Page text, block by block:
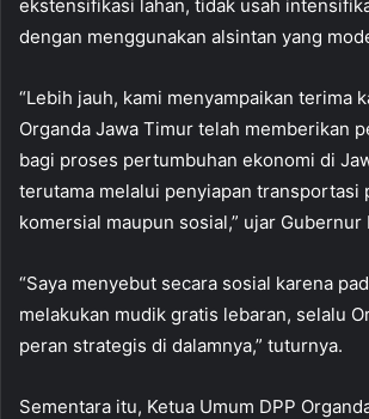
ekstensifikasi lahan, tidak usah
dengan menggunakan alsintan yang
“Lebih jauh, kami menyampaikan terima
Organda Jawa Timur telah memberikan
bagi proses pertumbuhan ekonomi di
terutama melalui penyiapan transportasi
komersial maupun sosial,” ujar Gubernur
“Saya menyebut secara sosial karena
melakukan mudik gratis lebaran, selalu
peran strategis di dalamnya,” tuturnya.
Sementara itu, Ketua Umum DPP